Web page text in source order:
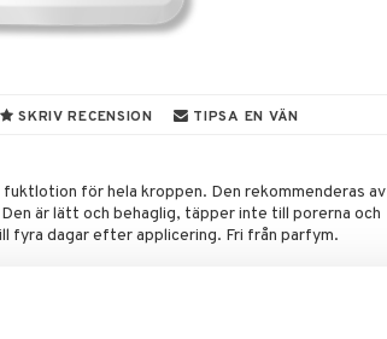
SKRIV RECENSION TIPSA EN VÄN
för hela kroppen. Den rekommenderas av
är lätt och behaglig, täpper inte till porerna och
fyra dagar efter applicering. Fri från parfym.
Cetearyl Alcohol, Persea Gratissima
Crosspolymer, Benzyl Alcohol, Caprylyl Glycol,